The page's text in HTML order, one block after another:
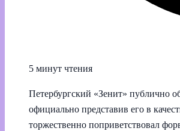
5 минут чтения
Петербургский «Зенит» публично
официально представив его в
торжественно поприветствовал